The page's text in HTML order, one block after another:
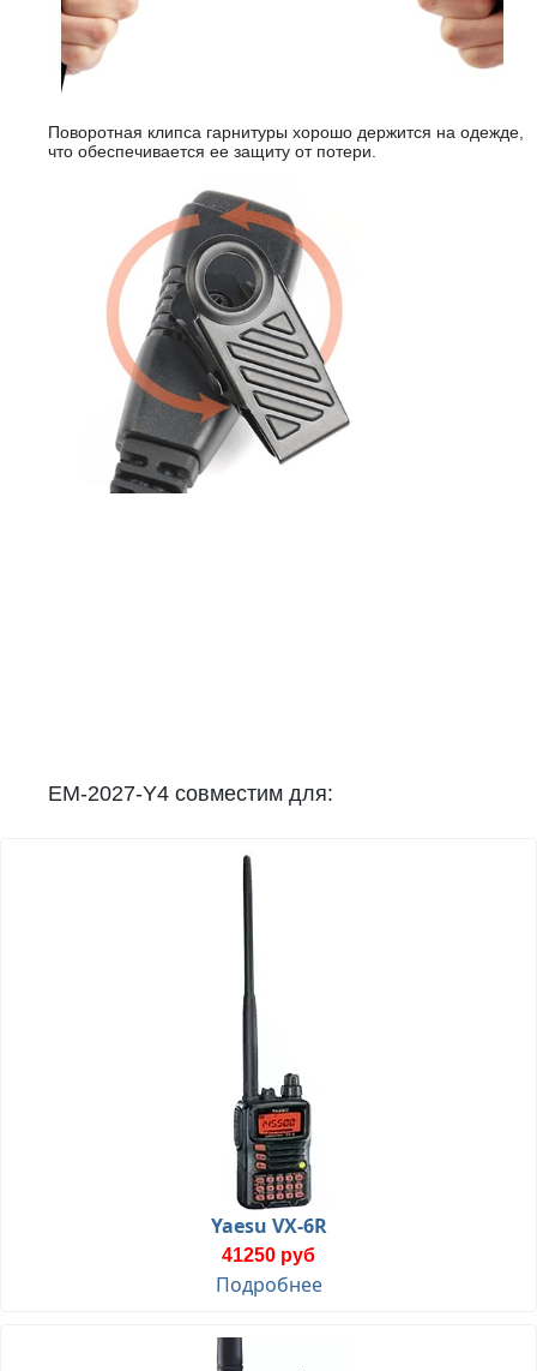
Поворотная клипса гарнитуры хорошо держится на одежде,
что обеспечивается ее защиту от потери.
EM-2027-Y4 совместим для:
Yaesu VX-6R
41250 руб
Подробнее